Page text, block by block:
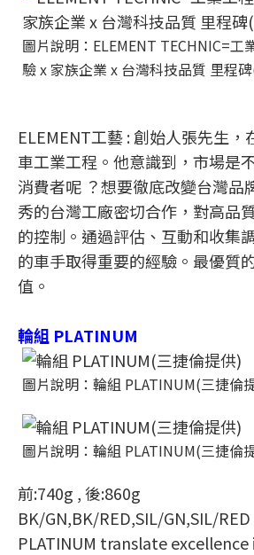
圖片說明：ELEMENT TECHNIC=工
驗 x 家族企業 x 台灣科技品質 里程
ELEMENT工藝 : 創始人張先生
車工業工程。他意識到，市場是
消費者呢 ？想要徹底改變台灣品
秀的台灣工廠密切合作，對高品
的控制。通過評估、互動和收集
的車手取得重要的經驗。最優質
值。
輪組 PLATINUM
圖片說明：輪組 PLATINUM(三捷倫
圖片說明：輪組 PLATINUM(三捷倫
前:740g , 後:860g
BK/GN,BK/RED,SIL/GN,SIL/RED
PLATINUM translate